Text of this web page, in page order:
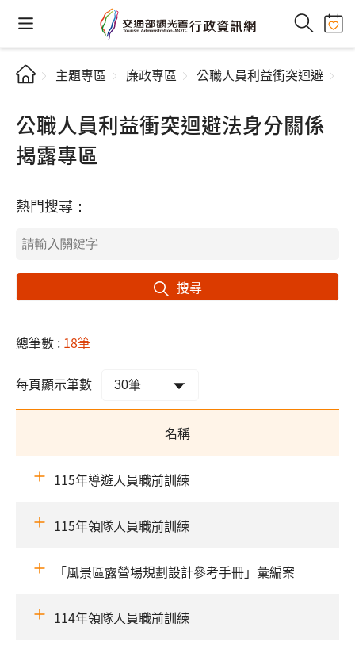
主題專區 廉政專區 公職人員利益衝突迴避
公職人員利益衝突迴避法身分關係
揭露專區
熱門搜尋：
搜尋
總筆數 : 18筆
每頁顯示筆數
名稱
115年導遊人員職前訓練
115年領隊人員職前訓練
「風景區露營場規劃設計參考手冊」彙編案
114年領隊人員職前訓練